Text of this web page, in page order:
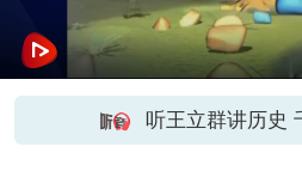
听王立群讲历史